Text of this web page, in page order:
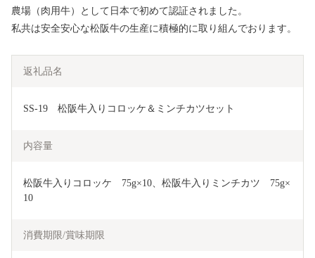
農場（肉用牛）として日本で初めて認証されました。
私共は安全安心な松阪牛の生産に積極的に取り組んでおります。
返礼品名
SS-19　松阪牛入りコロッケ＆ミンチカツセット
内容量
松阪牛入りコロッケ　75g×10、松阪牛入りミンチカツ　75g×
10
消費期限/賞味期限